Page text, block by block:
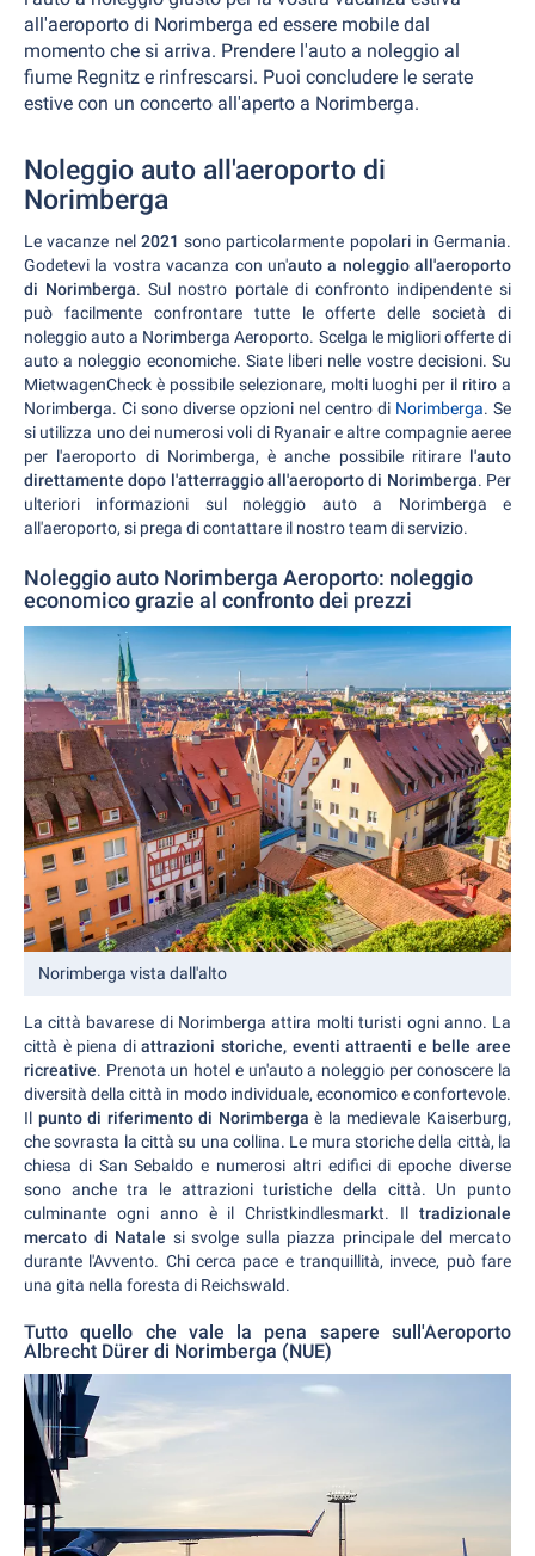
all'aeroporto di Norimberga ed essere mobile dal
momento che si arriva. Prendere l'auto a noleggio al
fiume Regnitz e rinfrescarsi. Puoi concludere le serate
estive con un concerto all'aperto a Norimberga.
Noleggio auto all'aeroporto di
Norimberga
Le vacanze nel 2021 sono particolarmente popolari in Germania.
Godetevi la vostra vacanza con un'auto a noleggio all'aeroporto
di Norimberga. Sul nostro portale di confronto indipendente si
può facilmente confrontare tutte le offerte delle società di
noleggio auto a Norimberga Aeroporto. Scelga le migliori offerte di
auto a noleggio economiche. Siate liberi nelle vostre decisioni. Su
MietwagenCheck è possibile selezionare, molti luoghi per il ritiro a
Norimberga. Ci sono diverse opzioni nel centro di Norimberga. Se
si utilizza uno dei numerosi voli di Ryanair e altre compagnie aeree
per l'aeroporto di Norimberga, è anche possibile ritirare l'auto
direttamente dopo l'atterraggio all'aeroporto di Norimberga. Per
ulteriori informazioni sul noleggio auto a Norimberga e
all'aeroporto, si prega di contattare il nostro team di servizio.
Noleggio auto Norimberga Aeroporto: noleggio
economico grazie al confronto dei prezzi
Norimberga vista dall'alto
La città bavarese di Norimberga attira molti turisti ogni anno. La
città è piena diattrazioni storiche, eventi attraenti e belle aree
ricreative. Prenota un hotel e un'auto a noleggio per conoscere la
diversità della città in modo individuale, economico e confortevole.
Il punto di riferimento di Norimberga è la medievale Kaiserburg,
che sovrasta la città su una collina. Le mura storiche della città, la
chiesa di San Sebaldo e numerosi altri edifici di epoche diverse
sono anche tra le attrazioni turistiche della città. Un punto
culminante ogni anno è il Christkindlesmarkt. Il tradizionale
mercato di Natale si svolge sulla piazza principale del mercato
durante l'Avvento. Chi cerca pace e tranquillità, invece, può fare
una gita nella foresta di Reichswald.
Tutto quello che vale la pena sapere sull'Aeroporto
Albrecht Dürer di Norimberga (NUE)